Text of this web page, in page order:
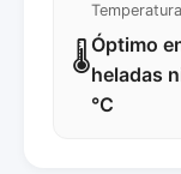
🌡️
Temperatura
Óptimo
heladas
°C